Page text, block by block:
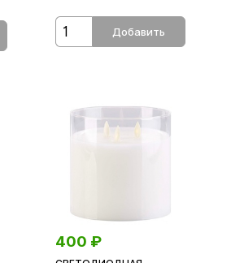
Добавить
400 ₽